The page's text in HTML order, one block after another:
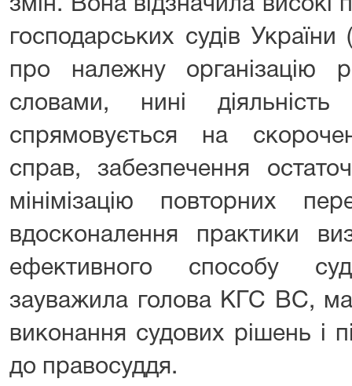
змін. Вона відзначила високі
господарських судів України
про належну організацію
словами, нині діяльність
спрямовується на
справ, забезпечення
мінімізацію повторних
вдосконалення практики
ефективного способу
зауважила голова КГС ВС,
виконання судових рішень і
до правосуддя.